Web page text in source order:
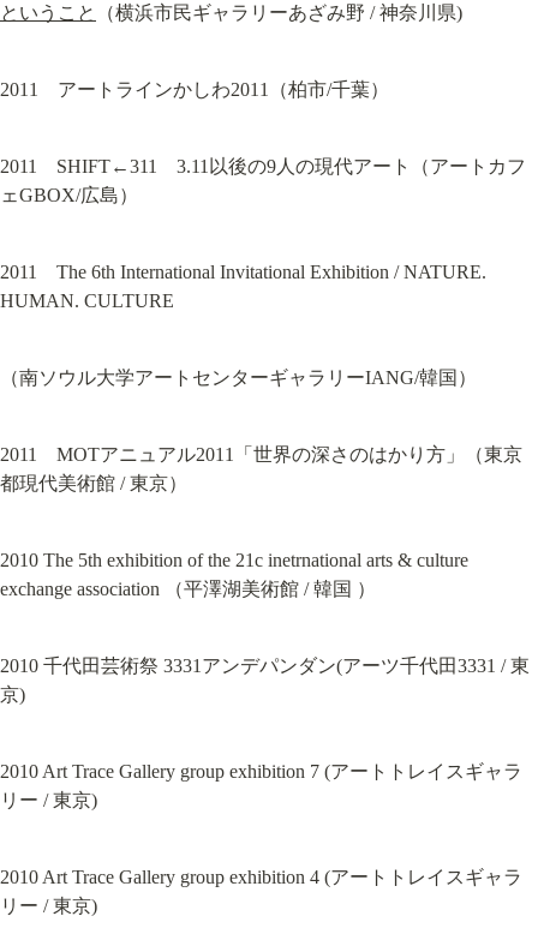
ということ
（横浜市民ギャラリーあざみ野 / 神奈川県)
2011　アートラインかしわ2011（柏市/千葉）
2011　SHIFT←311　3.11以後の9人の現代アート（アートカフ
ェGBOX/広島）
2011　The 6th International Invitational Exhibition / NATURE.
HUMAN. CULTURE
（南ソウル大学アートセンターギャラリーIANG/韓国）
2011　MOTアニュアル2011「世界の深さのはかり方」（東京
都現代美術館 / 東京）
2010 The 5th exhibition of the 21c inetrnational arts & culture
exchange association （平澤湖美術館 / 韓国 ）
2010 千代田芸術祭 3331アンデパンダン(アーツ千代田3331 / 東
京)
2010 Art Trace Gallery group exhibition 7 (アートトレイスギャラ
リー / 東京)
2010 Art Trace Gallery group exhibition 4 (アートトレイスギャラ
リー / 東京)